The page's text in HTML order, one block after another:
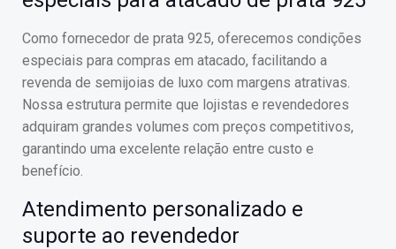
Como fornecedor de prata 925, oferecemos condições
especiais para compras em atacado, facilitando a
revenda de semijoias de luxo com margens atrativas.
Nossa estrutura permite que lojistas e revendedores
adquiram grandes volumes com preços competitivos,
garantindo uma excelente relação entre custo e
benefício.
Atendimento personalizado e
suporte ao revendedor